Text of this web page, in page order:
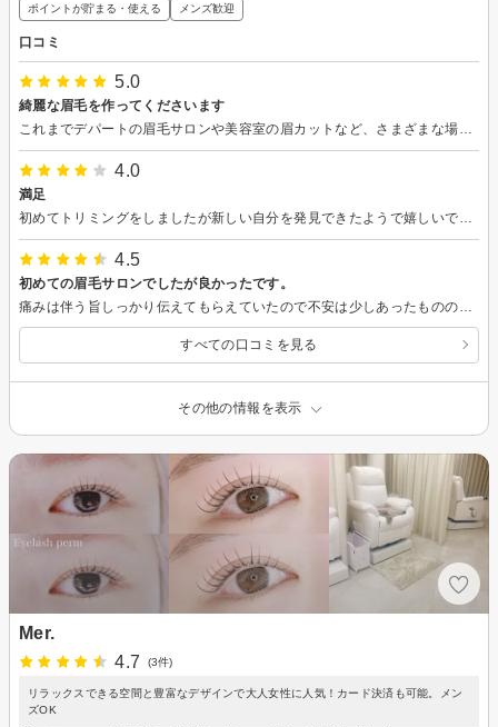
ポイントが貯まる・使える メンズ歓迎
口コミ
5.0
綺麗な眉毛を作ってくださいます
4.0
満足
4.5
初めての眉毛サロンでしたが良かったです。
すべての口コミを見る
その他の情報を表示
Mer.
4.7
(3件)
リラックスできる空間と豊富なデザインで大人女性に人気！カード決済も可能。メン
ズOK